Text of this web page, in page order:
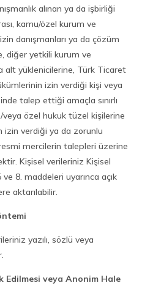
alınan ya da işbirliği
kamu/özel kurum ve
danışmanları ya da çözüm
diğer yetkili kurum ve
alt yüklenicilerine, Türk Ticaret
izin verdiği kişi veya
talep ettiği amaçla sınırlı
özel hukuk tüzel kişilerine
verdiği ya da zorunlu
mercilerin talepleri üzerine
Kişisel verileriniz Kişisel
8. maddeleri uyarınca açık
aktarılabilir.
yazılı, sözlü veya
Edilmesi veya Anonim Hale